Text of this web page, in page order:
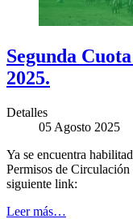
Segunda
2025.
Detalles
05 Agosto 2025
Ya se encuentra
Permisos de Circulación
siguiente link:
Leer más…